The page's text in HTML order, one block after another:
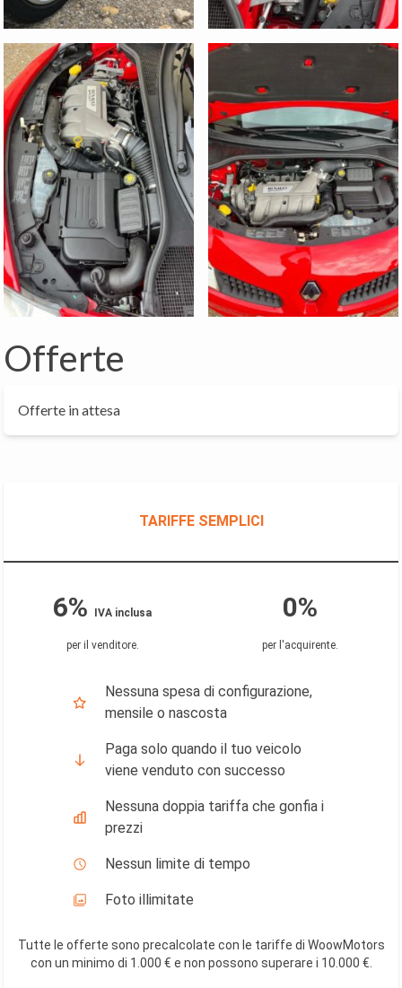
Offerte
Offerte in attesa
TARIFFE SEMPLICI
6% IVA inclusa 0%
per il venditore. per l'acquirente.
Nessuna spesa di configurazione,
mensile o nascosta
Paga solo quando il tuo veicolo
viene venduto con successo
Nessuna doppia tariffa che gonfia i
prezzi
Nessun limite di tempo
Foto illimitate
Tutte le offerte sono precalcolate con le tariffe di WoowMotors
con un minimo di 1.000 € e non possono superare i 10.000 €